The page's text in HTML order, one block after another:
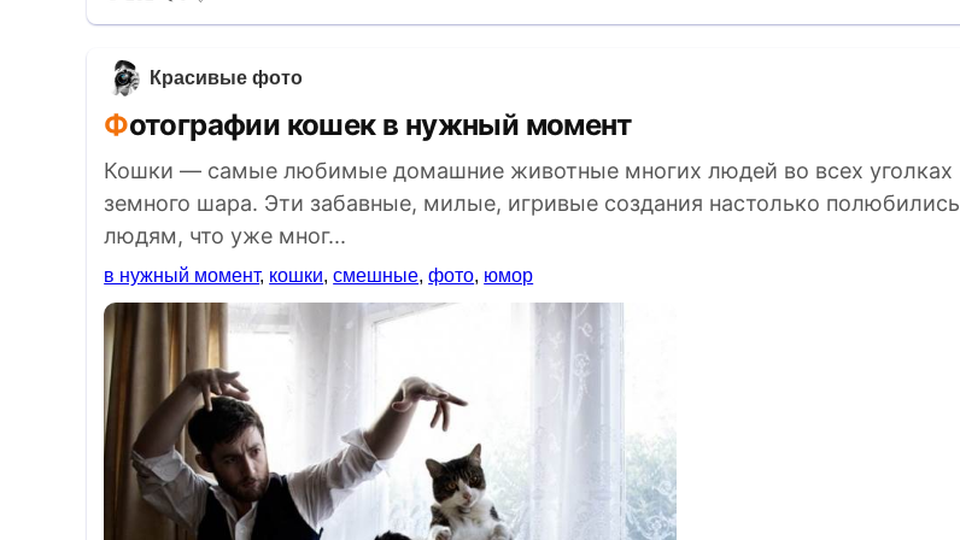
Красивые фото
Фотографии кошек в нужный момент
Кошки — самые любимые домашние животные многих людей во всех уголках
земного шара. Эти забавные, милые, игривые создания настолько полюбились
людям, что уже мног...
в нужный момент, кошки,смешные,фото, юмор